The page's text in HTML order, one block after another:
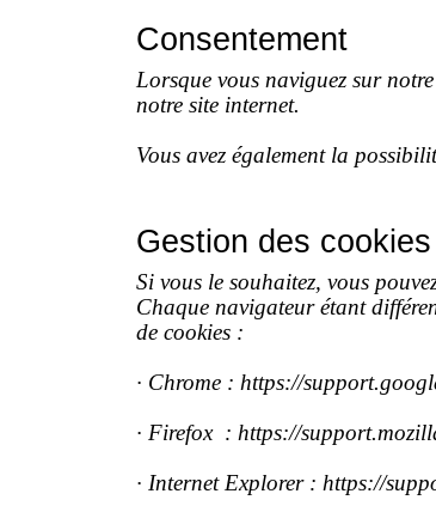
Consentement
Lorsque vous naviguez sur
notre site internet.
Vous avez également la
Gestion des cookies
Si vous le souhaitez, vous
Chaque navigateur étant
de cookies :
· Chrome : https://
· Firefox : https://
· Internet Explorer : https://